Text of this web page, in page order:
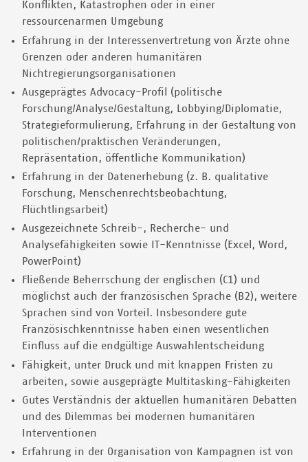
Konflikten, Katastrophen oder in einer
ressourcenarmen Umgebung
Erfahrung in der Interessenvertretung von Ärzte ohne
Grenzen oder anderen humanitären
Nichtregierungsorganisationen
Ausgeprägtes Advocacy-Profil (politische
Forschung/Analyse/Gestaltung, Lobbying/Diplomatie,
Strategieformulierung, Erfahrung in der Gestaltung von
politischen/praktischen Veränderungen,
Repräsentation, öffentliche Kommunikation)
Erfahrung in der Datenerhebung (z. B. qualitative
Forschung, Menschenrechtsbeobachtung,
Flüchtlingsarbeit)
Ausgezeichnete Schreib-, Recherche- und
Analysefähigkeiten sowie IT-Kenntnisse (Excel, Word,
PowerPoint)
Fließende Beherrschung der englischen (C1) und
möglichst auch der französischen Sprache (B2), weitere
Sprachen sind von Vorteil. Insbesondere gute
Französischkenntnisse haben einen wesentlichen
Einfluss auf die endgültige Auswahlentscheidung
Fähigkeit, unter Druck und mit knappen Fristen zu
arbeiten, sowie ausgeprägte Multitasking-Fähigkeiten
Gutes Verständnis der aktuellen humanitären Debatten
und des Dilemmas bei modernen humanitären
Interventionen
Erfahrung in der Organisation von Kampagnen ist von